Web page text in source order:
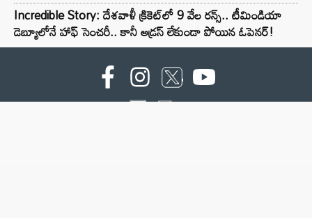
Incredible Story: దేశవాళీ క్రికెట్‌లో 9 వేల రన్స్.. టీమిండియా
డెబ్యూలోనే హాఫ్ సెంచరీ.. కానీ అడ్రస్ లేకుండా పోయిన ఓపెనర్!